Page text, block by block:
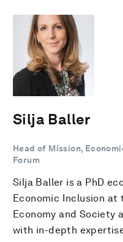
Silja Baller
Head of Mission,
Forum
Silja Baller is a PhD
Economic Inclusion at
Economy and Society
with in-depth